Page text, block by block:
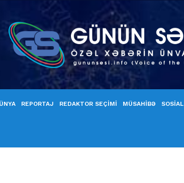
REPORTAJ REDAKTOR SEÇİMİ MÜSAHİBƏ SOSİAL